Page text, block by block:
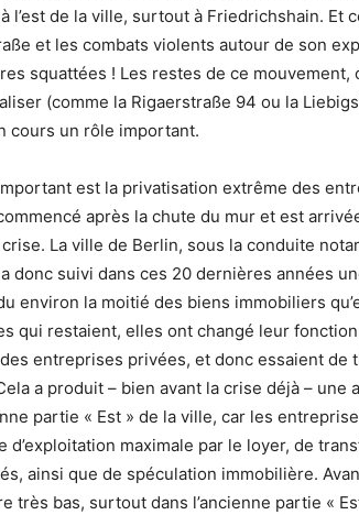
l’est de la ville, surtout à Friedrichshain. Et
et les combats violents autour de son
squattées ! Les restes de ce mouvement,
(comme la Rigaerstraße 94 ou la
cours un rôle important.
est la privatisation extrême des
après la chute du mur et est
La ville de Berlin, sous la conduite
donc suivi dans ces 20 dernières années
environ la moitié des biens immobiliers
qui restaient, elles ont changé leur
entreprises privées, et donc essaient
a produit – bien avant la crise déjà – une
partie « Est » de la ville, car les
d’exploitation maximale par le loyer, de
ainsi que de spéculation immobilière.
très bas, surtout dans l’ancienne partie «